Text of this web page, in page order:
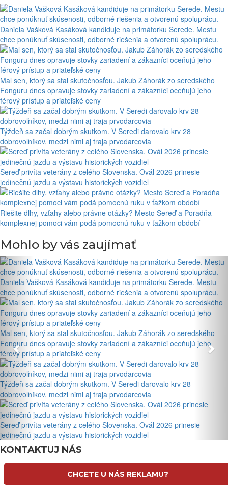
Daniela Vašková Kasáková kandiduje na primátorku Serede. Mestu
chce ponúknuť skúsenosti, odborné riešenia a otvorenú spoluprácu.
Mal sen, ktorý sa stal skutočnosťou. Jakub Záhorák zo seredského
Fonguru dnes opravuje stovky zariadení a zákazníci oceňujú jeho
férový prístup a priateľské ceny
Týždeň sa začal dobrým skutkom. V Seredi darovalo krv 28
dobrovoľníkov, medzi nimi aj traja prvodarcovia
Sereď privíta veterány z celého Slovenska. Ovál 2026 prinesie
jedinečnú jazdu a výstavu historických vozidiel
Riešite dlhy, vzťahy alebo právne otázky? Mesto Sereď a Poradňa
komplexnej pomoci vám podá pomocnú ruku v ťažkom období
Mohlo by vás zaujímať
Daniela Vašková Kasáková kandiduje na primátorku Serede. Mestu
chce ponúknuť skúsenosti, odborné riešenia a otvorenú spoluprácu.
Mal sen, ktorý sa stal skutočnosťou. Jakub Záhorák zo seredského
Fonguru dnes opravuje stovky zariadení a zákazníci oceňujú jeho
férový prístup a priateľské ceny
Týždeň sa začal dobrým skutkom. V Seredi darovalo krv 28
dobrovoľníkov, medzi nimi aj traja prvodarcovia
Sereď privíta veterány z celého Slovenska. Ovál 2026 prinesie
jedinečnú jazdu a výstavu historických vozidiel
KONTAKTUJ NÁS
CHCETE U NÁS REKLAMU?